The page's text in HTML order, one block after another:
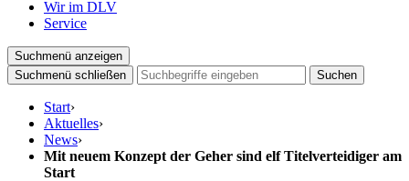
Wir im DLV
Service
Suchmenü anzeigen
Suchmenü schließen
Suchen
Start›
Aktuelles›
News›
Mit neuem Konzept der Geher sind elf Titelverteidiger am
Start